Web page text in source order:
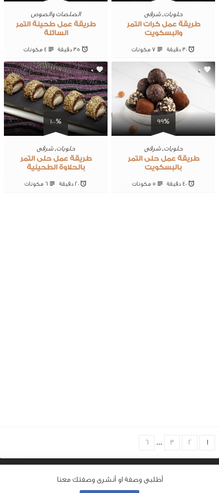
أطلبى وصفة او أنشرى وصفتك معنا
حلويات,شرقى
طريقة عمل كرات التمر
والبسكويت
30 ‎دقيقة 7 ‎مكونات
الصلصات والصوص
طريقة عمل طحينة التمر
السائلة
35 ‎دقيقة 4 ‎مكونات
99%
0
حلويات,شرقى
طريقة عمل حلى التمر
بالبسكويت
40 ‎دقيقة 5 ‎مكونات
100%
0
حلويات,شرقى
طريقة عمل حلى التمر
بالحلاوة الطحينية
20 ‎دقيقة 6 ‎مكونات
Choose
page
1
2
3
…
6
من نحن